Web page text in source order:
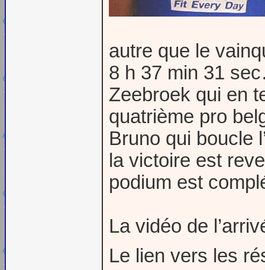
autre que le
8 h 37 min 31
Zeebroek qui en
quatrième pro
Bruno qui boucle
la victoire est
podium est
La vidéo de
Le lien vers les